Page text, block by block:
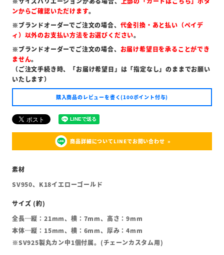
ンからご確認いただけます。
※ブランドオーダーでご注文の場合、 代金引換・あと払い（ペイデ
ィ）以外のお支払い方法をお選びください。
※ブランドオーダーでご注文の場合、 お届け希望日を承ることができ
ません。
（ご注文手続き時、「お届け希望日」は「指定なし」のままでお願い
いたします）
購入商品のレビューを書く(100ポイント付与)
商品詳細についてLINEでお問い合わせ
SV950、K18イエローゴールド
全長…縦：21mm、横：7mm、高さ：9mm
本体…縦：15mm、横：6mm、厚み：4mm
※SV925製丸カン中1個付属。(チェーンカスタム用)